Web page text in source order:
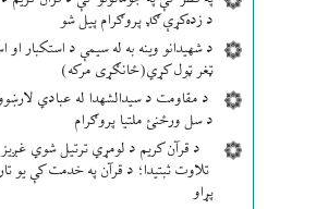
د زده‌کړې ګډ پروګرام پیل شو
د شهیدانو وینه به له سیمې د استکبار او
ټغر ټول کړي(ځانګړی مرکه)
د مقاومت د سیدالشهدا له عبادي
د سل ورځنئ ملتیا پروګرام
د قرآن کریم د لومړي ترتیل شوي غږیز
تلاوت ثبتیدا؛ د قرآن په خدمت کې یو
پړاو